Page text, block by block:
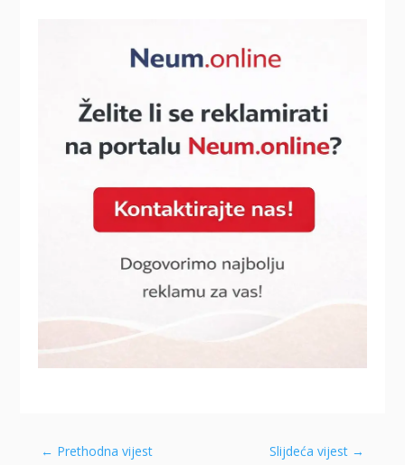
← Prethodna vijest Slijdeća vijest →